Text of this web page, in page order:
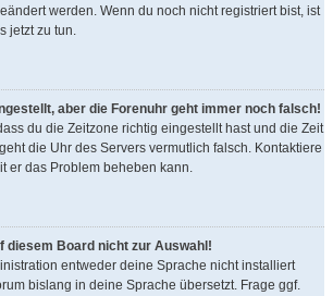
werden. Wenn du noch nicht registriert bist, ist
jetzt zu tun.
aber die Forenuhr geht immer noch falsch!
du die Zeitzone richtig eingestellt hast und die Zeit
die Uhr des Servers vermutlich falsch. Kontaktiere
er das Problem beheben kann.
diesem Board nicht zur Auswahl!
entweder deine Sprache nicht installiert
bislang in deine Sprache übersetzt. Frage ggf.